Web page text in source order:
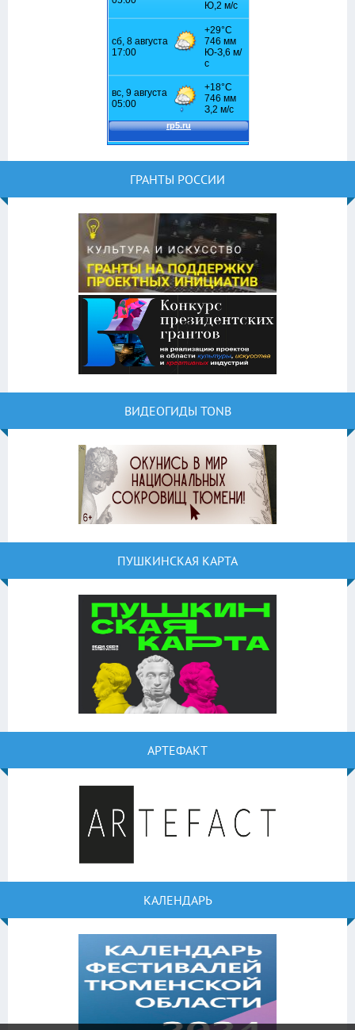
ГРАНТЫ РОССИИ
ВИДЕОГИДЫ TONB
ПУШКИНСКАЯ КАРТА
АРТЕФАКТ
КАЛЕНДАРЬ